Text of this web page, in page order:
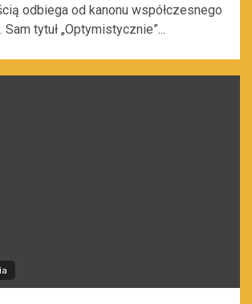
odbiega od kanonu współczesnego
tytuł „Optymistycznie”...